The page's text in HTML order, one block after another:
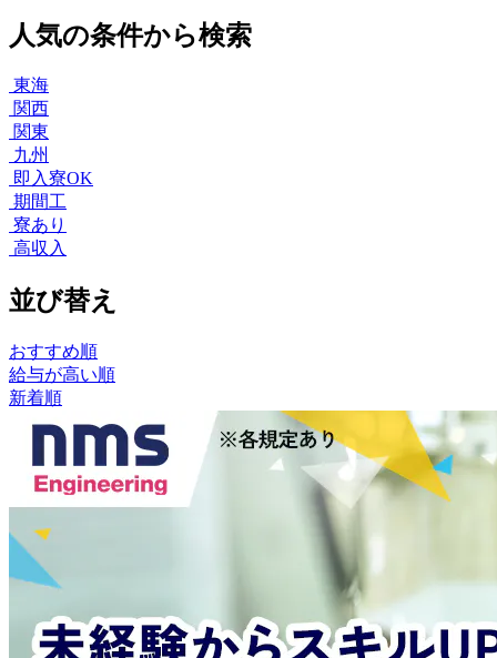
人気の条件から検索
東海
関西
関東
九州
即入寮OK
期間工
寮あり
高収入
並び替え
おすすめ順
給与が高い順
新着順